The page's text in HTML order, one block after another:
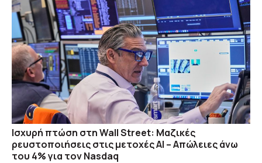
Ισχυρή πτώση στη Wall Street: Μαζικές
ρευστοποιήσεις στις μετοχές ΑΙ – Απώλειες άνω
του 4% για τον Nasdaq